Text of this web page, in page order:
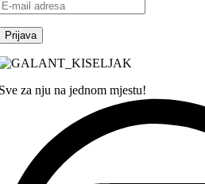
za nju na jednom mjestu!